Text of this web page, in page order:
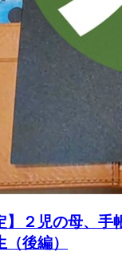
】２児の母、
後編）